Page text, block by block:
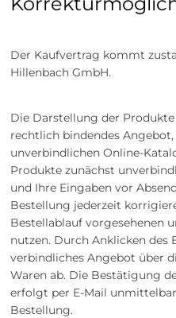
Der Kaufvertrag kommt
Hillenbach GmbH.
Die Darstellung der
rechtlich bindendes
unverbindlichen Online-
Produkte zunächst
und Ihre Eingaben vor
Bestellung jederzeit
Bestellablauf vorgesehenen
nutzen. Durch Anklicken des
verbindliches Angebot über
Waren ab. Die Bestätigung
erfolgt per E-Mail
Bestellung.